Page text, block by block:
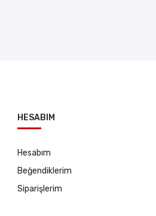
HESABIM
Hesabım
Beğendiklerim
Siparişlerim